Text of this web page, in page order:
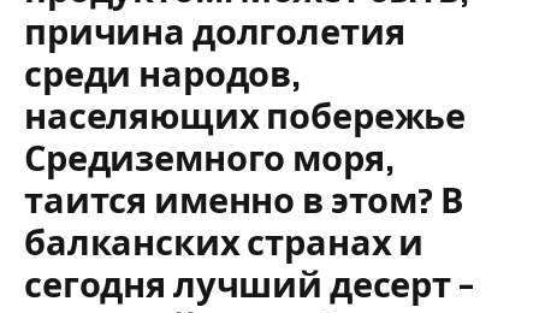
причина долголетия
среди народов,
населяющих побережье
Средиземного моря,
таится именно в этом? В
балканских странах и
сегодня лучший десерт –